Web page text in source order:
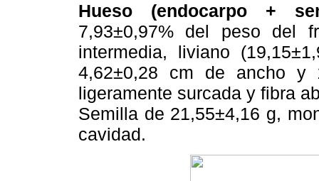
Hueso (endocarpo +
7,93±0,97% del peso del
intermedia, liviano
4,62±0,28 cm de ancho y
ligeramente surcada y fibra
Semilla de 21,55±4,16 g,
cavidad.